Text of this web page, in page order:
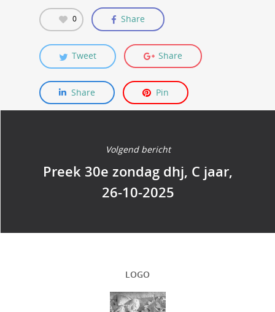
0 Share
Tweet Share
Share Pin
Volgend bericht
Preek 30e zondag dhj, C jaar,
26-10-2025
LOGO